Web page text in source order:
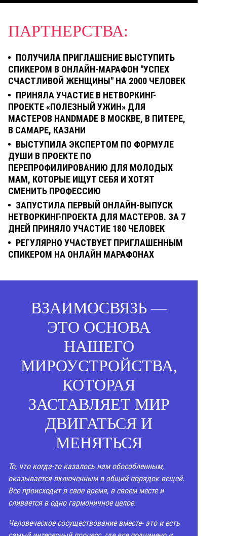
ПАРТНЕРСТВА:
ПОЛУЧИЛА ПРИГЛАШЕНИЕ ВЫСТУПИТЬ
СПИКЕРОМ В ОНЛАЙН-МАРАФОН "УСПЕХ
СЧАСТЛИВОЙ ЖЕНЩИНЫ" НА 2000 ЧЕЛОВЕК
ПРИНЯЛА УЧАСТИЕ В НЕТВОРКИНГ-
ПРОЕКТЕ «ПОЛЕЗНЫЙ УЖИН» ДЛЯ
МАСТЕРОВ HANDMADE В МОСКВЕ, В ПИТЕРЕ,
В САМАРЕ, КАЗАНИ
ВЫСТУПИЛА ЭКСПЕРТОМ ПО ФОРМУЛЕ
ДУШИ В ПРОЕКТЕ ПО
ПЕРЕПРОФИЛИРОВАНИЮ ДЛЯ МОЛОДЫХ
МАМ, КОТОРЫЕ ИЩУТ СЕБЯ И ХОТЯТ
СМЕНИТЬ ПРОФЕССИЮ
ЗАПУСТИЛА ПЕРВЫЙ ОНЛАЙН-ВЫПУСК
НЕТВОРКИНГ-ПРОЕКТА ДЛЯ МАСТЕРОВ. ЗА 7
ДНЕЙ ПРИНЯЛО УЧАСТИЕ 180 ЧЕЛОВЕК
РЕГУЛЯРНО УЧАСТВУЕТ ПРИГЛАШЕННЫМ
СПИКЕРОМ НА ОНЛАЙН МАРАФОНАХ
ВЗАИМОСВЯЗЬ —
ЭТО ОСНОВА
НАШЕГО
МИРОУСТРОЙСТВА,
КОТОРАЯ
ЗАСТАВЛЯЕТ МИР
ДВИГАТЬСЯ И
МЕНЯТЬСЯ
То, что когда-то казалось нам обособленным,
оказывается включенным в общий порядок вещей.
Все происходит в свое время, в своем месте и
сливается в одно гармоничное целое.
Человеческое сосуществование вместе- это и есть